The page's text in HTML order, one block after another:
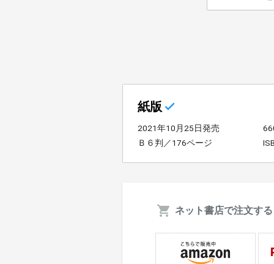
紙版
2021年10月25日発売
Ｂ６判／176ページ
ネット書店で注文する